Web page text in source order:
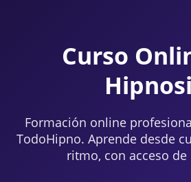
Curso
Formación online
TodoHipno. Aprende desde
ritmo, con acceso